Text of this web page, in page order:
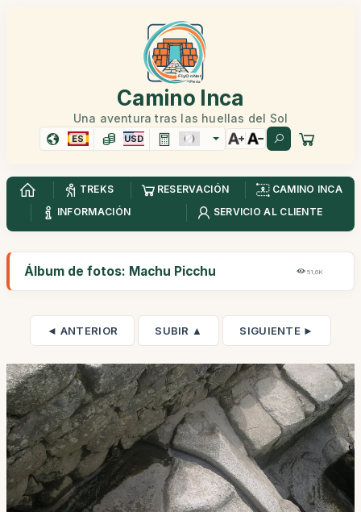
Camino Inca
Una aventura tras las huellas del Sol
ES USD
TREKS RESERVACIÓN
CAMINO INCA
INFORMACIÓN
SERVICIO AL CLIENTE
Álbum de fotos: Machu Picchu 51,6K
◄ ANTERIOR SUBIR ▲ SIGUIENTE ►